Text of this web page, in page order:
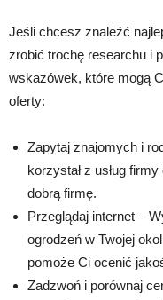
Jeśli chcesz znaleźć
zrobić trochę researchu i
wskazówek, które mogą
oferty:
Zapytaj znajomych i
korzystał z usług
dobrą firmę.
Przeglądaj internet –
ogrodzeń w Twojej
pomoże Ci ocenić
Zadzwoń i porównaj